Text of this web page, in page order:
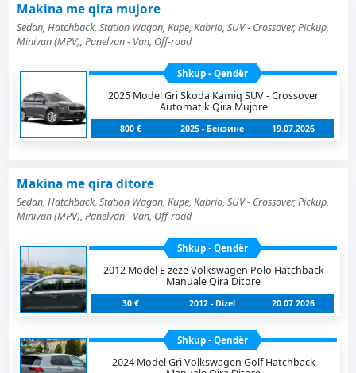
Makina me qira mujore
Sedan, Hatchback, Station Wagon, Kupe, Kabrio, SUV - Crossover, Pickup,
Minivan (MPV), Panelvan - Van, Off-road
Shkup - Qendër
2025 Model Gri Skoda Kamiq SUV - Crossover
Automatik Qira Mujore
800 € 2025 - Бензинe 19.07.2026
Makina me qira ditore
Sedan, Hatchback, Station Wagon, Kupe, Kabrio, SUV - Crossover, Pickup,
Minivan (MPV), Panelvan - Van, Off-road
Shkup - Qendër
2012 Model E zezë Volkswagen Polo Hatchback
Manuale Qira Ditore
30 € 2012 - Dizel 20.07.2026
Shkup - Qendër
2024 Model Gri Volkswagen Golf Hatchback